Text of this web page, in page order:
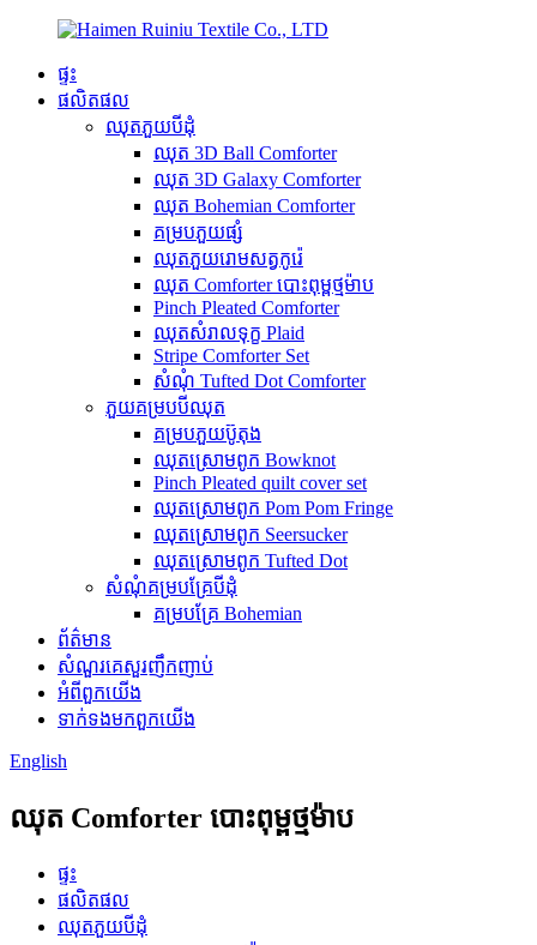
ផ្ទះ
ផលិតផល
ឈុតភួយបីដុំ
ឈុត 3D Ball Comforter
ឈុត 3D Galaxy Comforter
ឈុត Bohemian Comforter
គម្របភួយផ្សំ
ឈុតភួយរោមសត្វកូរ៉េ
ឈុត Comforter បោះពុម្ពថ្មម៉ាប
Pinch Pleated Comforter
ឈុតសំរាលទុក្ខ Plaid
Stripe Comforter Set
សំណុំ Tufted Dot Comforter
ភួយគម្របបីឈុត
គម្របភួយប៊ូតុង
ឈុតស្រោមពូក Bowknot
Pinch Pleated quilt cover set
ឈុតស្រោមពូក Pom Pom Fringe
ឈុតស្រោមពូក Seersucker
ឈុតស្រោមពូក Tufted Dot
សំណុំគម្របគ្រែបីដុំ
គម្របគ្រែ Bohemian
ព័ត៌មាន
សំណួរគេសួរញឹកញាប់
អំពី​ពួក​យើង
ទាក់ទង​មក​ពួក​យើង
English
ឈុត Comforter បោះពុម្ពថ្មម៉ាប
ផ្ទះ
ផលិតផល
ឈុតភួយបីដុំ